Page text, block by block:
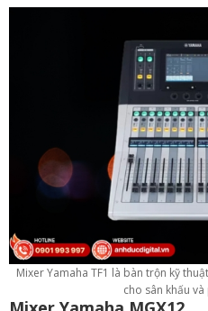
Mixer Yamaha TF1 là bàn trộn kỹ
cho sân khấu